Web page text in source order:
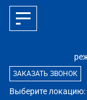
Выберите локацию:
ЗАКАЗАТЬ ЗВОНОК